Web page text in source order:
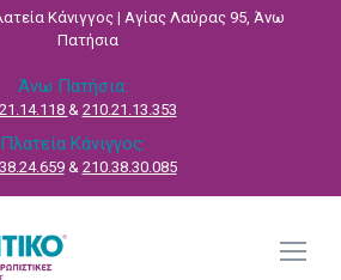
Κάνιγγος | Αγίας Λαύρας 95, Άνω
Πατήσια
Άνω Πατήσια:
& 210.21.13.353
Πλατεία Κάνιγγος:
& 210.38.30.085